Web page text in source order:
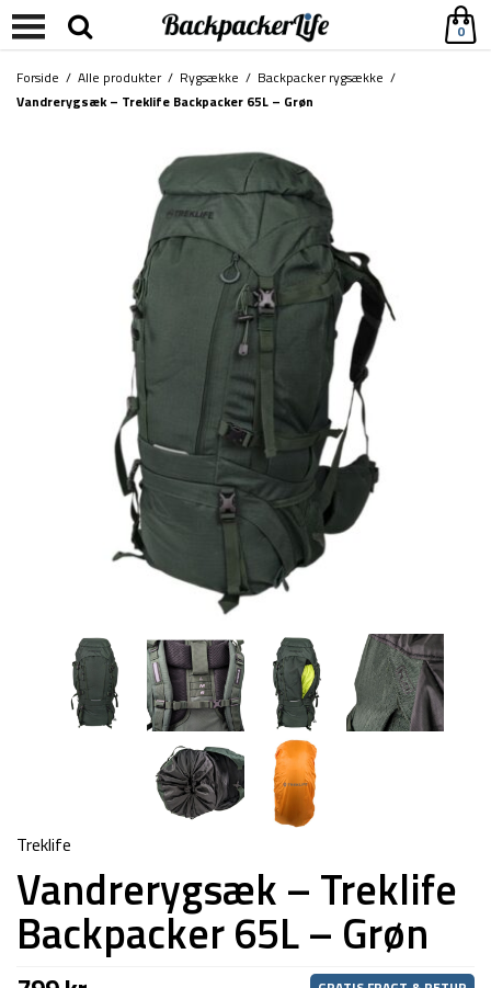
0
Forside / Alle produkter/ Rygsække / Backpacker rygsække /
Vandrerygsæk – Treklife Backpacker 65L – Grøn
Treklife
Vandrerygsæk – Treklife
Backpacker 65L – Grøn